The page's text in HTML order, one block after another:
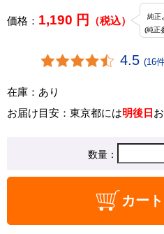
価格： 1,190 円 （税込） 純正
(純正
4.5 (16
在庫：あり
お届け目安：東京都には明後日
数量：
カー